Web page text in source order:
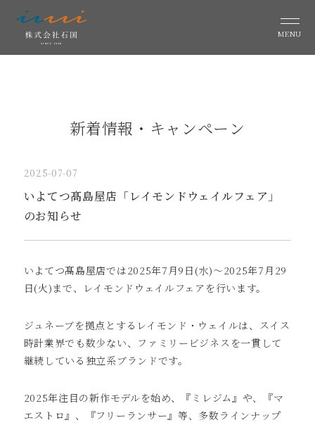
MENU
新着情報・キャンペーン
2025-07-07
いよてつ髙島屋店「レイモンドウェイルフェア」
のお知らせ
いよてつ髙島屋店では2025年7月9日(水)～2025年7月29
日(火)まで、レイモンドウェイルフェアを行います。
ジュネーブを拠点とするレイモンド・ウェイルは、スイス
時計業界でも数少ない、ファミリービジネスを一貫して
継続している独立系ブランドです。
2025年注目の新作モデルを始め、『ミレジム』や、『マ
エストロ』、『フリーランサー』等、多数ラインナップ